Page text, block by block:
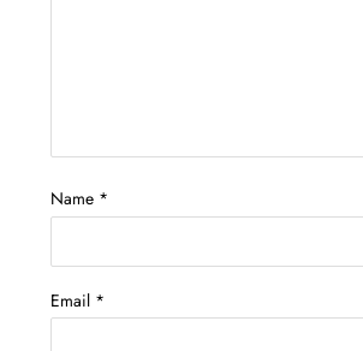
Name *
Email *